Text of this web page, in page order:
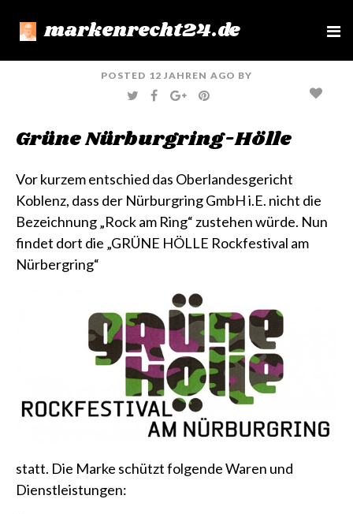
markenrecht24.de
e
POSTED 12 JAHREN AGO BY
T
W
T
E
F
A
O
G
O
L
E
+
P
I
R
Grüne Nürburgring-Hölle
Vor kurzem entschied das Oberlandesgericht
Koblenz, dass der Nürburgring GmbH i.E. nicht die
Bezeichnung „Rock am Ring“ zustehen würde. Nun
findet dort die „GRÜNE HÖLLE Rockfestival am
Nürbergring“
statt. Die Marke schützt folgende Waren und
Dienstleistungen: